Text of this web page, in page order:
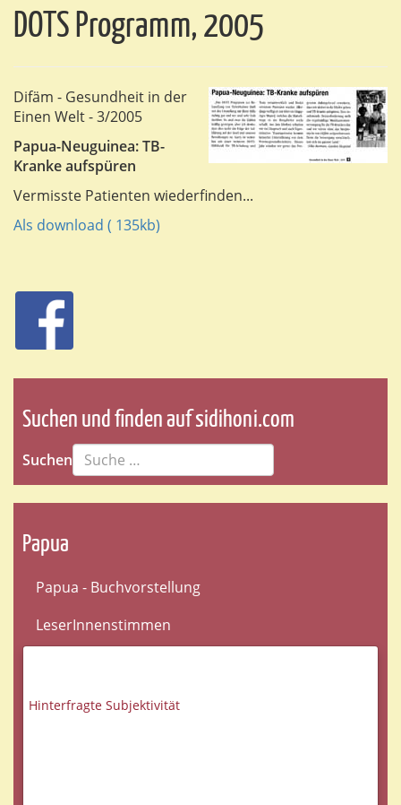
DOTS Programm, 2005
Difäm - Gesundheit in der
Einen Welt - 3/2005
Papua-Neuguinea: TB-
Kranke aufspüren
Vermisste Patienten wiederfinden...
Als download ( 135kb)
Suchen und finden auf sidihoni.com
Suchen
Papua
Papua - Buchvorstellung
LeserInnenstimmen
Hinterfragte Subjektivität